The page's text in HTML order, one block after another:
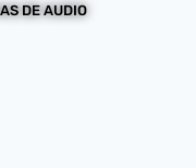
DE AUDIO